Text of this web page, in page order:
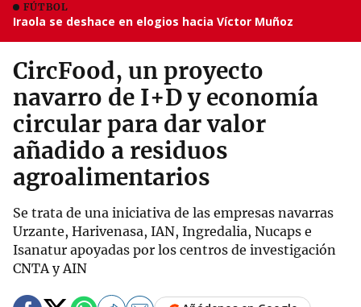
FÚTBOL
Iraola se deshace en elogios hacia Víctor Muñoz
CircFood, un proyecto
navarro de I+D y economía
circular para dar valor
añadido a residuos
agroalimentarios
Se trata de una iniciativa de las empresas navarras
Urzante, Harivenasa, IAN, Ingredalia, Nucaps e
Isanatur apoyadas por los centros de investigación
CNTA y AIN